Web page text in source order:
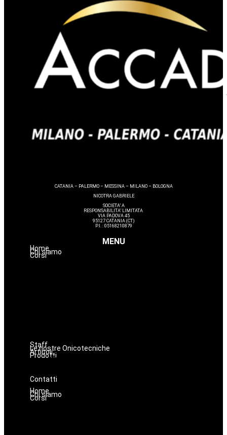
CATANIA – PALERMO – MESSINA – MILANO – BOLOGNA
NICOTRA GABRIELE
SOCIETA’ A
RESPONSABILITA’ LIMITATA
VIA PADOVA 45
95127 CATANIA (CT)
P.I. : 05168210879
MENU
Home
Chi siamo
Corsi
Staff
Le nostre Onicotecniche
Articoli
ProdottiOniconails
Prodotti per ricostruzione unghie
Contatti
Home
Chi siamo
Corsi